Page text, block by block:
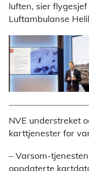
luften, sier
Luftambulanse
NVE understreket
karttjenester for
– Varsom-
oppdaterte